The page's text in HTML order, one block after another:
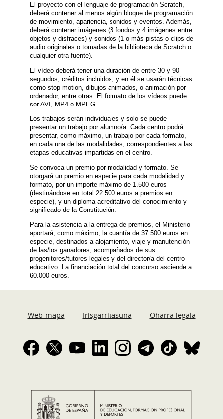
El proyecto con el lenguaje de programación Scratch,
deberá contener al menos algún bloque de programación
de movimiento, apariencia, sonidos y eventos. Además,
deberá contener imágenes (3 fondos y 4 imágenes entre
objetos y disfraces) y sonidos (1 o más pistas o clips de
audio originales o tomadas de la biblioteca de Scratch o
cualquier otra fuente).
El vídeo deberá tener una duración de entre 30 y 90
segundos, créditos incluidos, y en él se usarán técnicas
como stop motion, dibujos animados, o animación por
ordenador, entre otras. El formato de los vídeos puede
ser AVI, MP4 o MPEG.
Los trabajos serán individuales y solo se puede
presentar un trabajo por alumno/a. Cada centro podrá
presentar, como máximo, un trabajo por cada formato,
en cada una de las modalidades, correspondientes a las
etapas educativas impartidas en el centro.
Se convoca un premio por modalidad y formato. Se
otorgará un premio en especie para cada modalidad y
formato, por un importe máximo de 1.500 euros
(destinándose en total 22.500 euros a premios en
especie), y un diploma acreditativo del conocimiento y
significado de la Constitución.
Para la asistencia a la entrega de premios, el Ministerio
aportará, como máximo, la cuantía de 37.500 euros en
especie, destinados a alojamiento, viaje y manutención
de las/los ganadores, acompañados de sus
progenitores/tutores legales y del director/a del centro
educativo. La financiación total del concurso asciende a
60.000 euros.
Web-mapa Irisgarritasuna Oharra legala